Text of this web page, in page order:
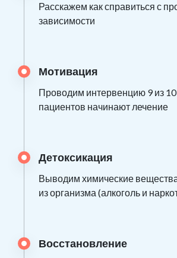
Расскажем как справиться с
зависимости
Мотивация
Проводим интервенцию 9 из 10
пациентов начинают лечение
Детоксикация
Выводим химические
из организма (алкоголь и
Восстановление